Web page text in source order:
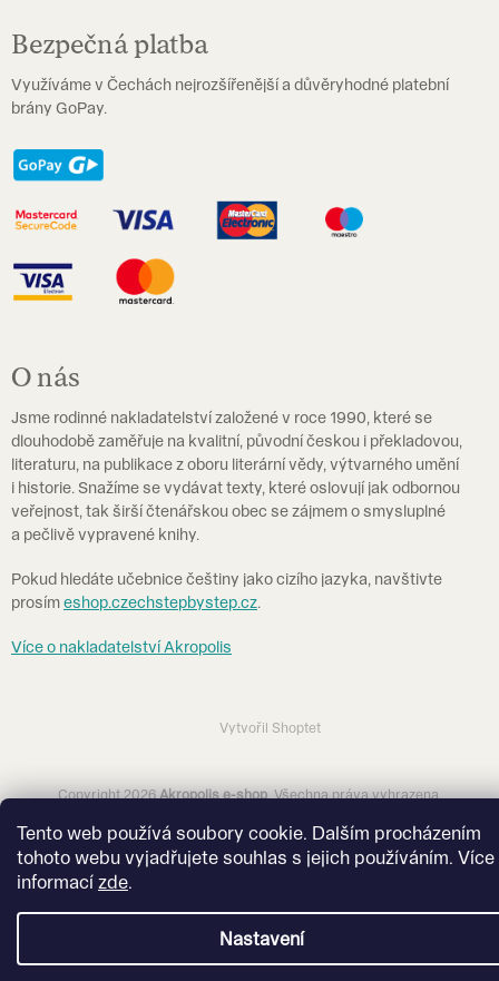
Tento web používá soubory cookie. Dalším procházením
tohoto webu vyjadřujete souhlas s jejich používáním. Více
informací zde.
Nastavení
Bezpečná platba
Využíváme v Čechách nejrozšířenější a důvěryhodné platební
brány GoPay.
O nás
Jsme rodinné nakladatelství založené v roce 1990, které se
dlouhodobě zaměřuje na kvalitní, původní českou i překladovou,
literaturu, na publikace z oboru literární vědy, výtvarného umění
i historie. Snažíme se vydávat texty, které oslovují jak odbornou
veřejnost, tak širší čtenářskou obec se zájmem o smysluplné
a pečlivě vypravené knihy.
Pokud hledáte učebnice češtiny jako cizího jazyka, navštivte
prosímeshop.czechstepbystep.cz.
Více o nakladatelství Akropolis
Vytvořil Shoptet
Copyright 2026Akropolis e-shop. Všechna práva vyhrazena.